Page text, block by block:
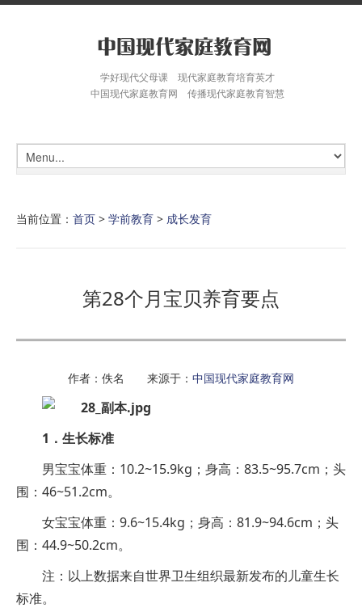
学好现代父母课 现代家庭教育培育英才
中国现代家庭教育网 传播现代家庭教育智慧
当前位置： 首页 > 学前教育 > 成长发育
第28个月宝贝养育要点
作者：佚名 来源于： 中国现代家庭教育网
1．生长标准
男宝宝体重：10.2~15.9kg；身高：83.5~95.7cm；头
围：46~51.2cm。
女宝宝体重：9.6~15.4kg；身高：81.9~94.6cm；头
围：44.9~50.2cm。
注：以上数据来自世界卫生组织最新发布的儿童生长
标准。